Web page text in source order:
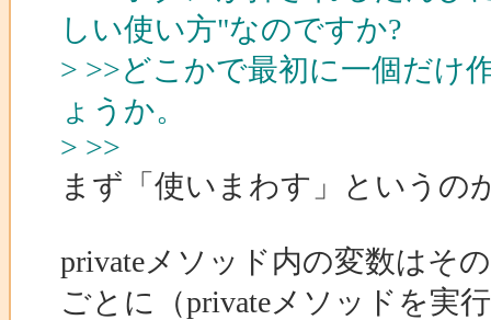
しい使い方"なのですか?
> >>どこかで最初に一個だけ
ょうか。
> >>
まず「使いまわす」というの
privateメソッド内の変数はそ
ごとに（privateメソッドを実